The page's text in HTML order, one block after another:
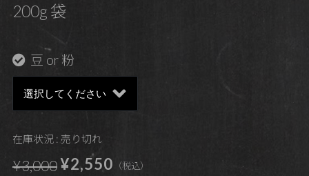
200g 袋
豆 or 粉
在庫状況 : 売り切れ
¥3,000¥2,550 （税込）